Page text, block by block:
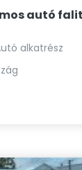
autó
alkatrész